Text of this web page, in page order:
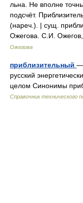
льна. Не вполне
подсчёт.
(нареч.). | сущ.
Ожегова. С.И.
Ожегова
приблизительный —
русский
целом Синонимы
Справочник технического